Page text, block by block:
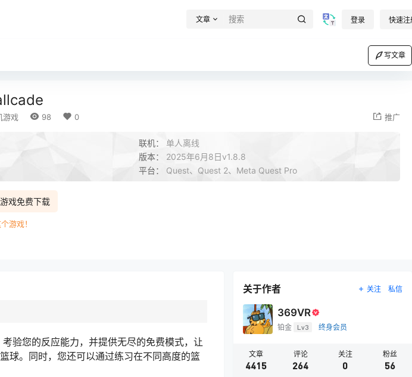
文章 登录 快速注
写文章
游戏 98 0 推广
联机： 单人离线
版本： 2025年6月8日v1.8.8
平台： Quest、Quest 2、Meta Quest Pro
戏免费下载
游戏！
验您的反应能力，并提供无尽的免费模式，让
球。同时，您还可以通过练习在不同高度的篮
关于作者 关注 私信
369VR
铂金 Lv3 终身会员
文章
4415
评论
264
关注
0
粉丝
56